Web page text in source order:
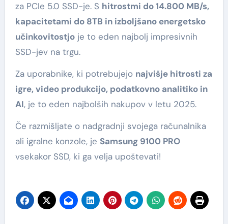
za PCIe 5.0 SSD-je. S hitrostmi do 14.800 MB/s,
kapacitetami do 8TB in izboljšano energetsko
učinkovitostjoje to eden najbolj impresivnih
SSD-jev na trgu.
Za uporabnike, ki potrebujejo najvišje hitrosti za
igre, video produkcijo, podatkovno analitiko in
AI, je to eden najbolših nakupov v letu 2025.
Če razmišljate o nadgradnji svojega računalnika
ali igralne konzole, je Samsung 9100 PRO
vsekakor SSD, ki ga velja upoštevati!